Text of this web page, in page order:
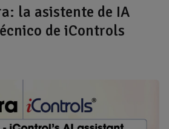
la asistente de IA
de iControls